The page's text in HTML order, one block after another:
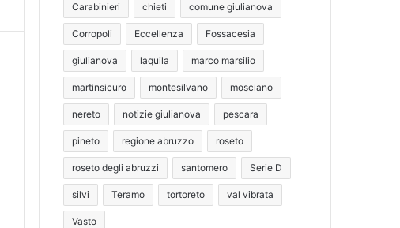
Carabinieri chieti comune giulianova
Corropoli Eccellenza Fossacesia
giulianova laquila marco marsilio
martinsicuro montesilvano mosciano
nereto notizie giulianova pescara
pineto regione abruzzo roseto
roseto degli abruzzi santomero Serie D
silvi Teramo tortoreto val vibrata
Vasto